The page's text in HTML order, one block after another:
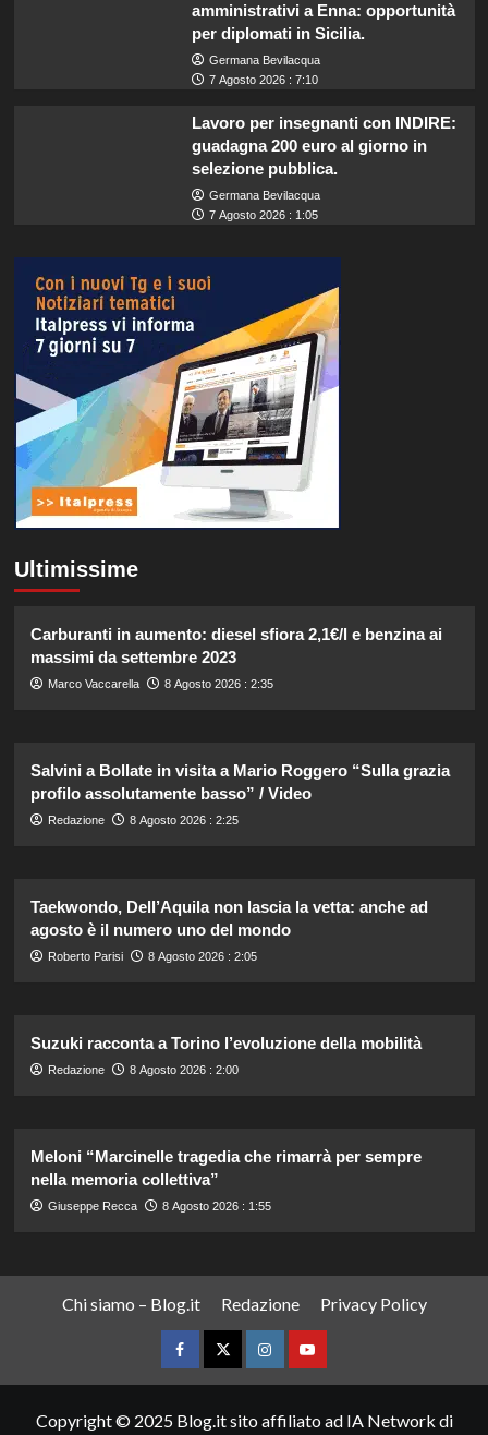
amministrativi a Enna: opportunità
per diplomati in Sicilia.
Germana Bevilacqua
7 Agosto 2026 : 7:10
Lavoro per insegnanti con INDIRE:
guadagna 200 euro al giorno in
selezione pubblica.
Germana Bevilacqua
7 Agosto 2026 : 1:05
Ultimissime
Carburanti in aumento: diesel sfiora 2,1€/l e benzina ai
massimi da settembre 2023
Marco Vaccarella 8 Agosto 2026 : 2:35
Salvini a Bollate in visita a Mario Roggero “Sulla grazia
profilo assolutamente basso” / Video
Redazione 8 Agosto 2026 : 2:25
Taekwondo, Dell’Aquila non lascia la vetta: anche ad
agosto è il numero uno del mondo
Roberto Parisi 8 Agosto 2026 : 2:05
Suzuki racconta a Torino l’evoluzione della mobilità
Redazione 8 Agosto 2026 : 2:00
Meloni “Marcinelle tragedia che rimarrà per sempre
nella memoria collettiva”
Giuseppe Recca 8 Agosto 2026 : 1:55
Chi siamo – Blog.it Redazione Privacy Policy
FacebookTwitterInstagramYouTube
Copyright © 2025 Blog.it sito affiliato ad IA Network di